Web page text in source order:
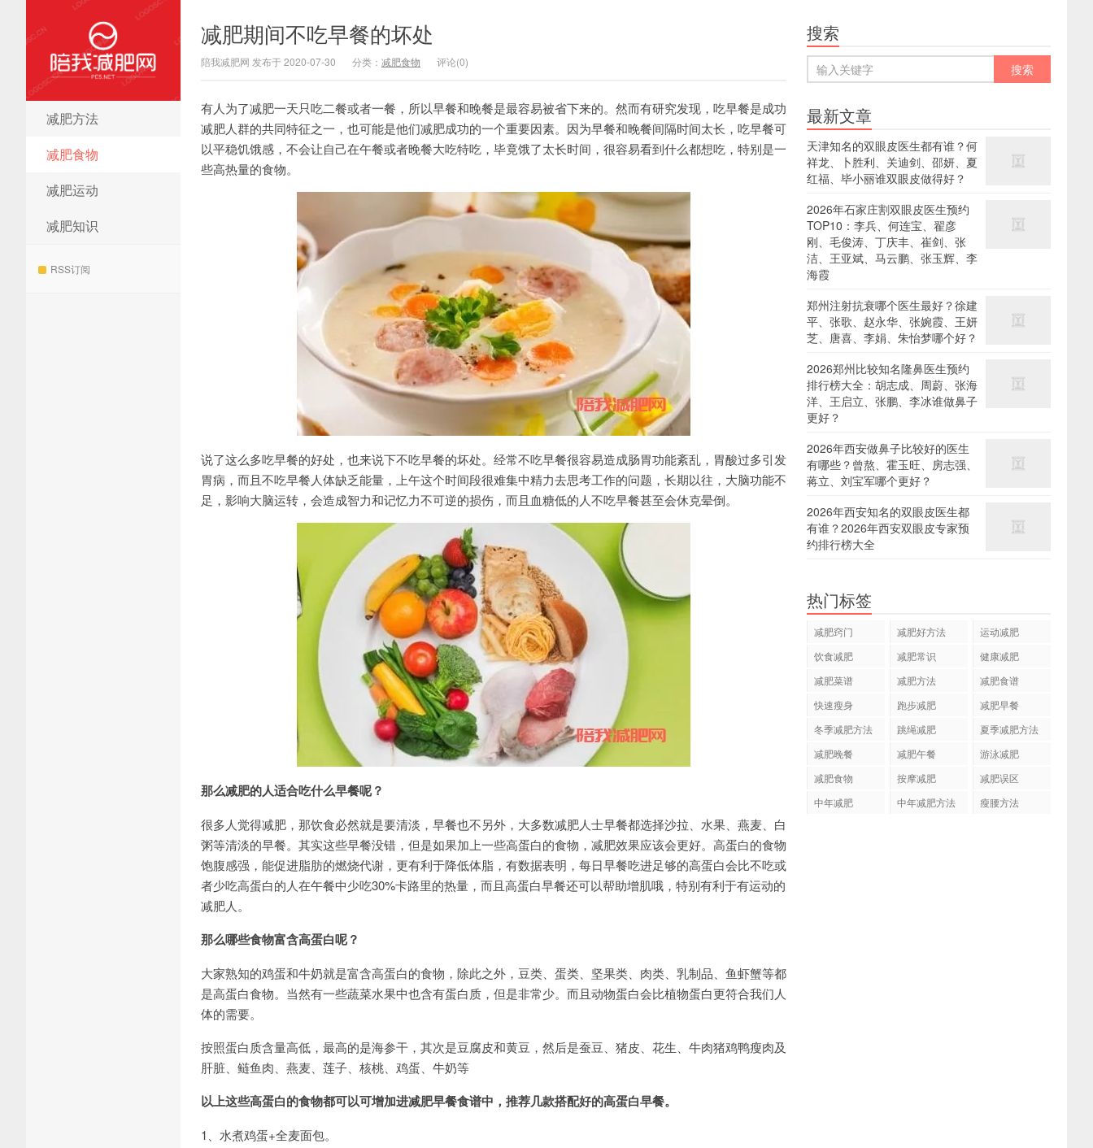
陪我减肥网
减肥方法
减肥食物
减肥运动
减肥知识
RSS订阅
减肥期间不吃早餐的坏处
陪我减肥网 发布于 2020-07-30 分类： 减肥食物 评论(0)
有人为了减肥一天只吃二餐或者一餐，所以早餐和晚餐是最容易被省下来的。然而有研究发现，吃早餐是成功
减肥人群的共同特征之一，也可能是他们减肥成功的一个重要因素。因为早餐和晚餐间隔时间太长，吃早餐可
以平稳饥饿感，不会让自己在午餐或者晚餐大吃特吃，毕竟饿了太长时间，很容易看到什么都想吃，特别是一
些高热量的食物。
说了这么多吃早餐的好处，也来说下不吃早餐的坏处。经常不吃早餐很容易造成肠胃功能紊乱，胃酸过多引发
胃病，而且不吃早餐人体缺乏能量，上午这个时间段很难集中精力去思考工作的问题，长期以往，大脑功能不
足，影响大脑运转，会造成智力和记忆力不可逆的损伤，而且血糖低的人不吃早餐甚至会休克晕倒。
那么减肥的人适合吃什么早餐呢？
很多人觉得减肥，那饮食必然就是要清淡，早餐也不另外，大多数减肥人士早餐都选择沙拉、水果、燕麦、白
粥等清淡的早餐。其实这些早餐没错，但是如果加上一些高蛋白的食物，减肥效果应该会更好。高蛋白的食物
饱腹感强，能促进脂肪的燃烧代谢，更有利于降低体脂，有数据表明，每日早餐吃进足够的高蛋白会比不吃或
者少吃高蛋白的人在午餐中少吃30%卡路里的热量，而且高蛋白早餐还可以帮助增肌哦，特别有利于有运动的
减肥人。
那么哪些食物富含高蛋白呢？
大家熟知的鸡蛋和牛奶就是富含高蛋白的食物，除此之外，豆类、蛋类、坚果类、肉类、乳制品、鱼虾蟹等都
是高蛋白食物。当然有一些蔬菜水果中也含有蛋白质，但是非常少。而且动物蛋白会比植物蛋白更符合我们人
体的需要。
按照蛋白质含量高低，最高的是海参干，其次是豆腐皮和黄豆，然后是蚕豆、猪皮、花生、牛肉猪鸡鸭瘦肉及
肝脏、鲢鱼肉、燕麦、莲子、核桃、鸡蛋、牛奶等
以上这些高蛋白的食物都可以可增加进减肥早餐食谱中，推荐几款搭配好的高蛋白早餐。
1、水煮鸡蛋+全麦面包。
搜索
最新文章
天津知名的双眼皮医生都有谁？何
祥龙、卜胜利、关迪剑、邵妍、夏
红福、毕小丽谁双眼皮做得好？
2026年石家庄割双眼皮医生预约
TOP10：李兵、何连宝、翟彦
刚、毛俊涛、丁庆丰、崔剑、张
洁、王亚斌、马云鹏、张玉辉、李
海霞
郑州注射抗衰哪个医生最好？徐建
平、张歌、赵永华、张婉霞、王妍
芝、唐喜、李娟、朱怡梦哪个好？
2026郑州比较知名隆鼻医生预约
排行榜大全：胡志成、周蔚、张海
洋、王启立、张鹏、李冰谁做鼻子
更好？
2026年西安做鼻子比较好的医生
有哪些？曾熬、霍玉旺、房志强、
蒋立、刘宝军哪个更好？
2026年西安知名的双眼皮医生都
有谁？2026年西安双眼皮专家预
约排行榜大全
热门标签
减肥窍门 减肥好方法
运动减肥
饮食减肥
减肥常识
健康减肥
减肥菜谱
减肥方法
减肥食谱
快速瘦身
跑步减肥
减肥早餐
冬季减肥方法
跳绳减肥
夏季减肥方法
减肥晚餐
减肥午餐
游泳减肥
减肥食物
按摩减肥
减肥误区
中年减肥
中年减肥方法 瘦腰方法